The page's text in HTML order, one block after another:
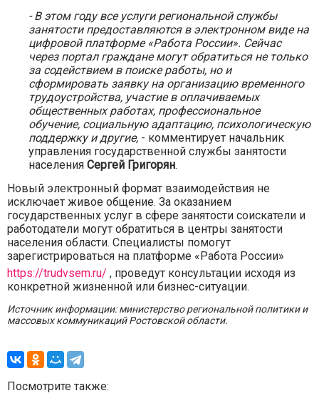
- В этом году все услуги региональной службы
занятости предоставляются в электронном виде на
цифровой платформе «Работа России». Сейчас
через портал граждане могут обратиться не только
за содействием в поиске работы, но и
сформировать заявку на организацию временного
трудоустройства, участие в оплачиваемых
общественных работах, профессиональное
обучение, социальную адаптацию, психологическую
поддержку и другие, - комментирует начальник
управления государственной службы занятости
населения Сергей Григорян.
Новый электронный формат взаимодействия не
исключает живое общение. За оказанием
государственных услуг в сфере занятости соискатели и
работодатели могут обратиться в центры занятости
населения области. Специалисты помогут
зарегистрироваться на платформе «Работа России»
https://trudvsem.ru/ , проведут консультации исходя из
конкретной жизненной или бизнес-ситуации.
Источник информации: министерство региональной политики и
массовых коммуникаций Ростовской области.
Посмотрите также: